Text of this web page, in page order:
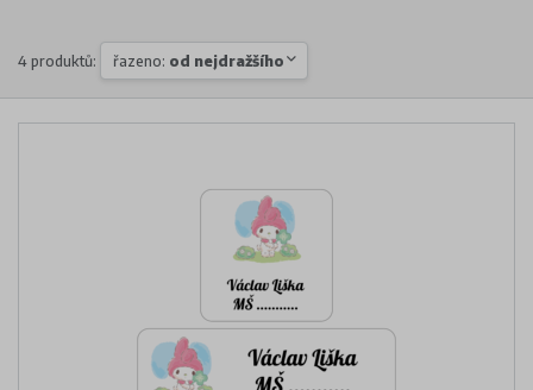
4 produktů: řazeno: od nejdražšího